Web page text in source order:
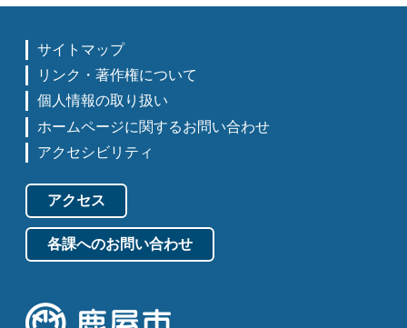
サイトマップ
リンク・著作権について
個人情報の取り扱い
ホームページに関するお問い合わせ
アクセシビリティ
アクセス
各課へのお問い合わせ